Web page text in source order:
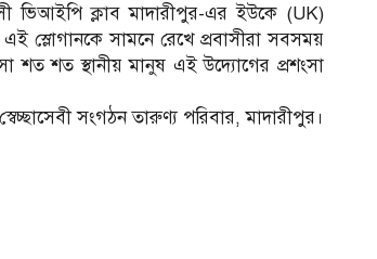
ভিআইপি ক্লাব মাদারীপুর-এর ইউকে (UK)
স্লোগানকে সামনে রেখে প্রবাসীরা সবসময়
শত শত স্থানীয় মানুষ এই উদ্যোগের প্রশংসা
সংগঠন তারুণ্য পরিবার, মাদারীপুর।